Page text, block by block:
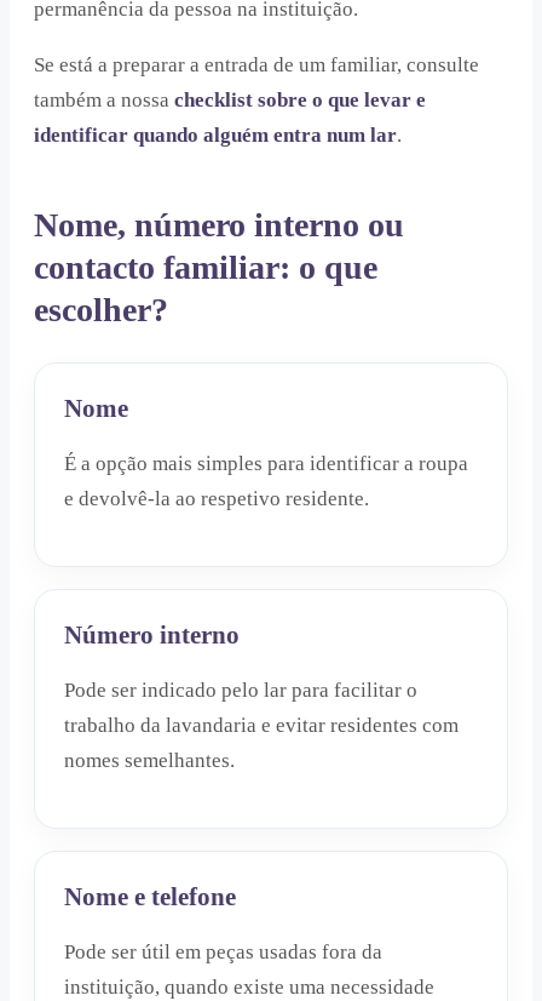
permanência da pessoa na instituição.
Se está a preparar a entrada de um familiar, consulte
também a nossa checklist sobre o que levar e
identificar quando alguém entra num lar.
Nome, número interno ou
contacto familiar: o que
escolher?
Nome
É a opção mais simples para identificar a roupa
e devolvê-la ao respetivo residente.
Número interno
Pode ser indicado pelo lar para facilitar o
trabalho da lavandaria e evitar residentes com
nomes semelhantes.
Nome e telefone
Pode ser útil em peças usadas fora da
instituição, quando existe uma necessidade